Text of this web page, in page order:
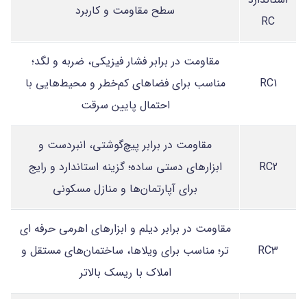
RC
سطح مقاومت و کاربرد
RC1
مقاومت در برابر فشار فیزیکی، ضربه و لگد؛
مناسب برای فضاهای کم‌خطر و محیط‌هایی با
احتمال پایین سرقت
RC2
مقاومت در برابر پیچ‌گوشتی، انبردست و
ابزارهای دستی ساده؛ گزینه استاندارد و رایج
برای آپارتمان‌ها و منازل مسکونی
RC3
مقاومت در برابر دیلم و ابزارهای اهرمی حرفه ای
تر؛ مناسب برای ویلاها، ساختمان‌های مستقل و
املاک با ریسک بالاتر